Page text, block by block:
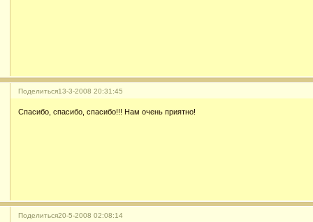
Поделиться13-3-2008 20:31:45
Спасибо, спасибо, спасибо!!! Нам очень приятно!
Поделиться20-5-2008 02:08:14